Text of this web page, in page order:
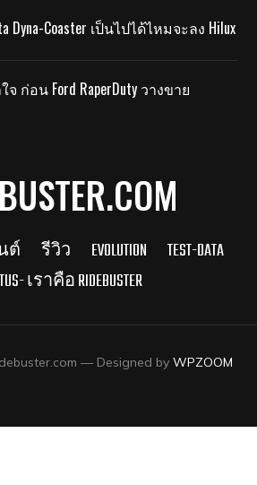
Dyna-Coaster เป็นไปได้ไหมจะลง Hilux
จ ก่อน Ford RaperDuty วางขาย
ต์ รีวิว EVOLUTION
TEST-DATA
เราคือ RIDEBUSTER
— Designed by WPZOOM